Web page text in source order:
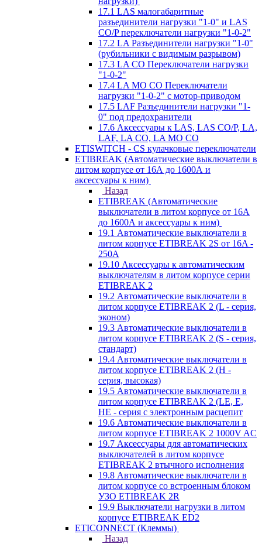
17.1 LAS малогабаритные
разъединители нагрузки "1-0" и LAS
CO/P переключатели нагрузки "1-0-2"
17.2 LA Разъединители нагрузки "1-0"
(рубильники с видимым разрывом)
17.3 LA CO Переключатели нагрузки
"1-0-2"
17.4 LA MO CO Переключатели
нагрузки "1-0-2" с мотор-приводом
17.5 LAF Разъединители нагрузки "1-
0" под предохранители
17.6 Аксессуары к LAS, LAS CO/P, LA,
LAF, LA CO, LA MO CO
ETISWITCH - CS кулачковые переключатели
ETIBREAK (Автоматические выключатели в
литом корпусе от 16А до 1600А и
аксессуары к ним)
Назад
ETIBREAK (Автоматические
выключатели в литом корпусе от 16А
до 1600А и аксессуары к ним)
19.1 Автоматические выключатели в
литом корпусе ETIBREAK 2S от 16A -
250A
19.10 Аксессуары к автоматическим
выключателям в литом корпусе серии
ETIBREAK 2
19.2 Автоматические выключатели в
литом корпусе ETIBREAK 2 (L - серия,
эконом)
19.3 Автоматические выключатели в
литом корпусе ETIBREAK 2 (S - серия,
стандарт)
19.4 Автоматические выключатели в
литом корпусе ETIBREAK 2 (H -
серия, высокая)
19.5 Автоматические выключатели в
литом корпусе ETIBREAK 2 (LE, E,
HE - серия с электронным расцепит
19.6 Автоматические выключатели в
литом корпусе ETIBREAK 2 1000V AC
19.7 Аксессуары для автоматических
выключателей в литом корпусе
ETIBREAK 2 втычного исполнения
19.8 Автоматические выключатели в
литом корпусе со встроенным блоком
УЗО ETIBREAK 2R
19.9 Выключатели нагрузки в литом
корпусе ETIBREAK ED2
ETICONNECT (Клеммы)
Назад